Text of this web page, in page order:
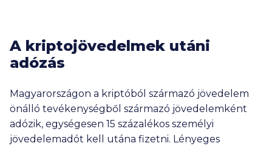
A kriptojövedelmek utáni
adózás
Magyarországon a kriptóból származó jövedelem
önálló tevékenységből származó jövedelemként
adózik, egységesen 15 százalékos személyi
jövedelemadót kell utána fizetni. Lényeges